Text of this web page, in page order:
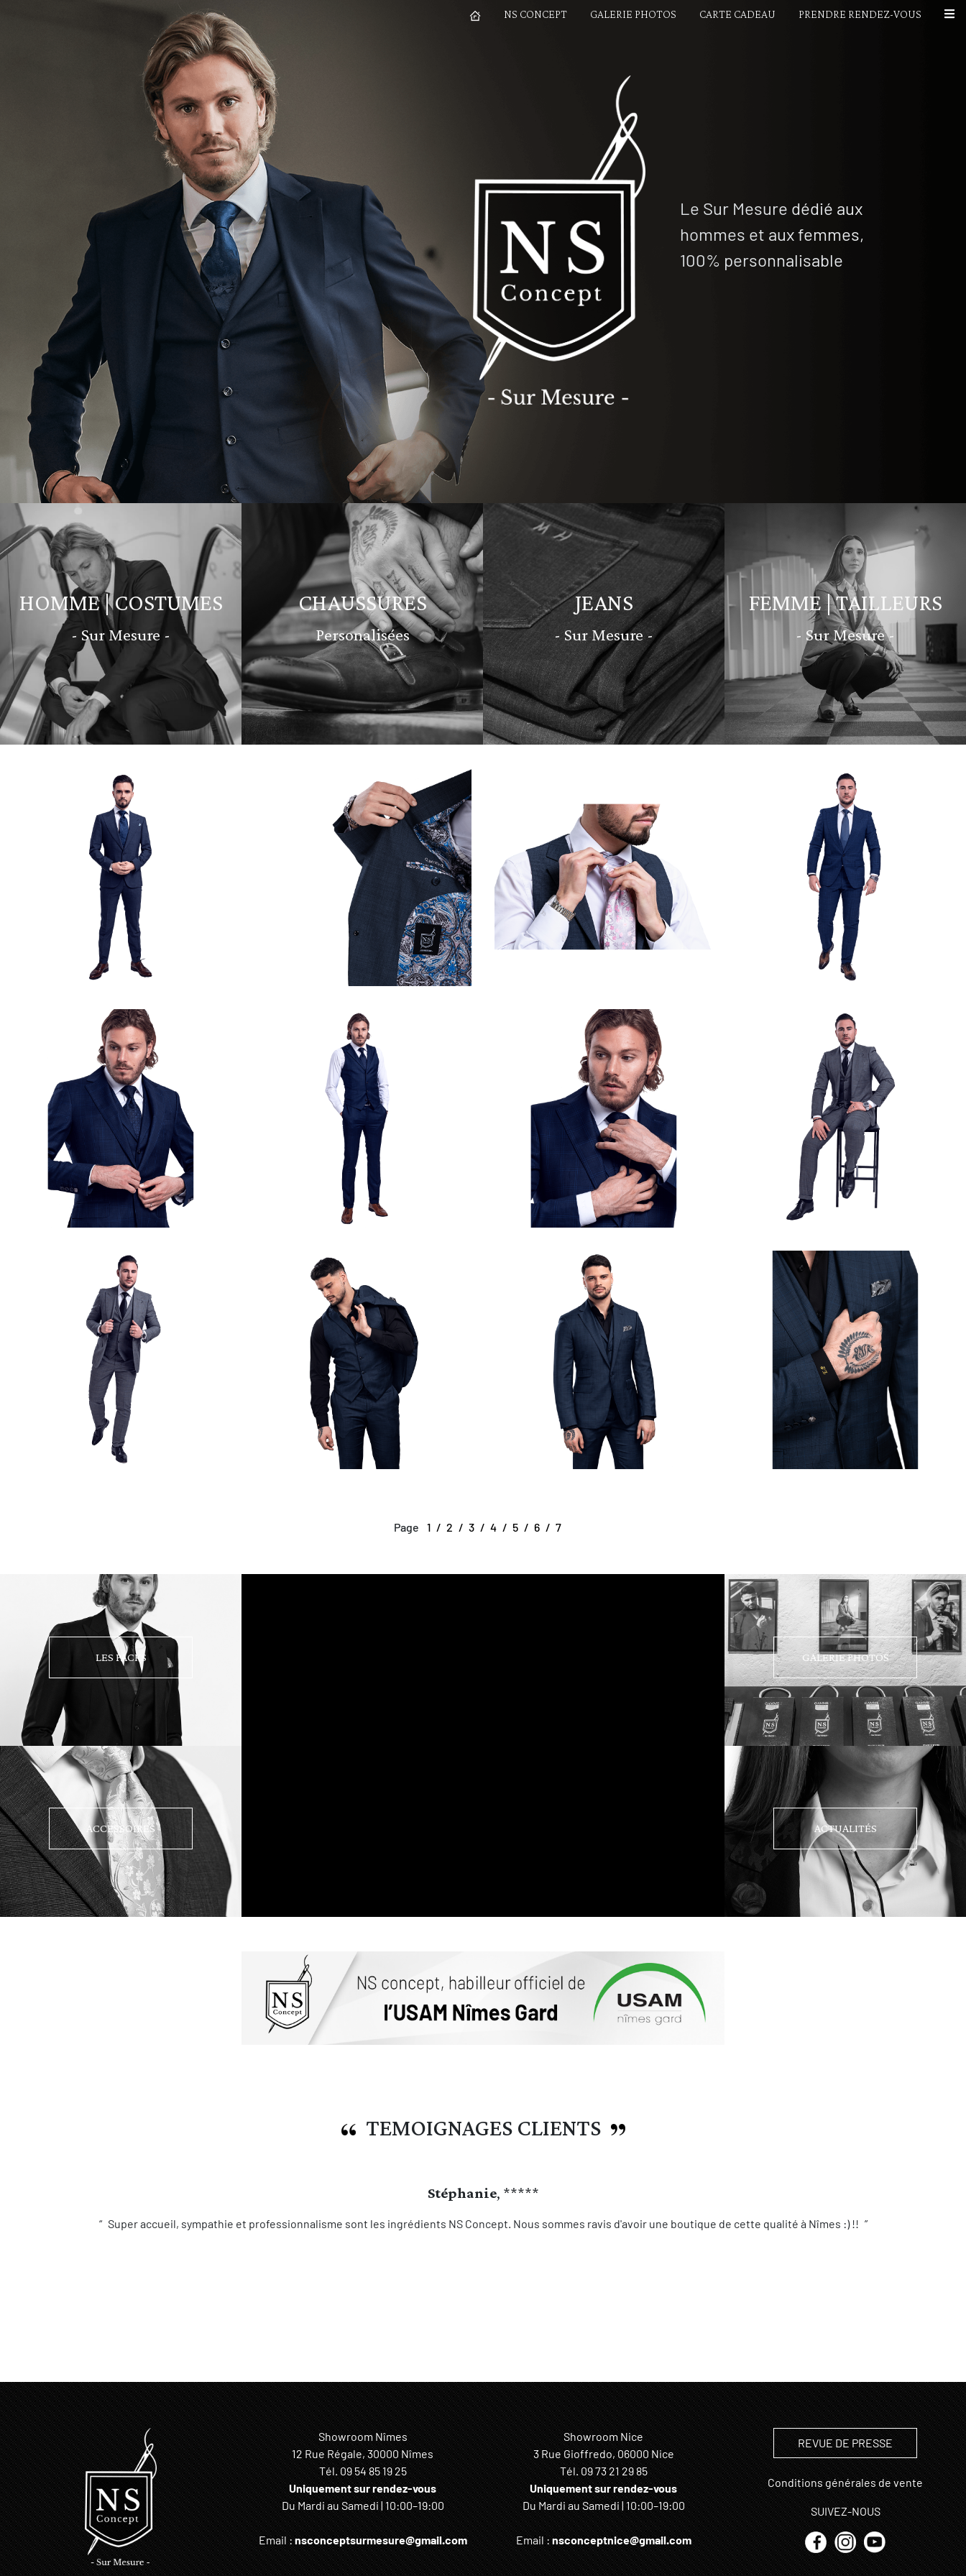
NS CONCEPT GALERIE PHOTOS CARTE CADEAU PRENDRE RENDEZ-VOUS
Le Sur Mesure dédié aux
hommes et aux femmes,
100% personnalisable
HOMME | COSTUMES
- Sur Mesure -
CHAUSSURES
Personalisées
JEANS
- Sur Mesure -
FEMME | TAILLEURS
- Sur Mesure -
Page 1 2 3 4 5 6 7
LES PACKS
ACCESSOIRES
GALERIE PHOTOS
ACTUALITÉS
TEMOIGNAGES CLIENTS
Stéphanie, *****
Super accueil, sympathie et professionnalisme sont les ingrédients NS Concept. Nous sommes ravis d'avoir une boutique de cette qualité à Nîmes :) !!
Showroom Nîmes
12 Rue Régale, 30000 Nîmes
Tél. 09 54 85 19 25
Uniquement sur rendez-vous
Du Mardi au Samedi | 10:00–19:00
Email : nsconceptsurmesure@gmail.com
Showroom Nice
3 Rue Gioffredo, 06000 Nice
Tél. 09 73 21 29 85
Uniquement sur rendez-vous
Du Mardi au Samedi | 10:00–19:00
Email : nsconceptnice@gmail.com
REVUE DE PRESSE
Conditions générales de vente
SUIVEZ-NOUS